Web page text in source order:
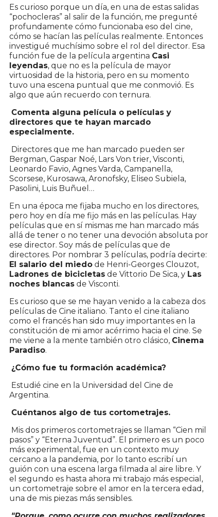
Es curioso porque un día, en una de estas salidas
“pochocleras” al salir de la función, me pregunté
profundamente cómo funcionaba eso del cine,
cómo se hacían las películas realmente. Entonces
investigué muchísimo sobre el rol del director. Esa
función fue de la película argentina Casi
leyendas, que no es la película de mayor
virtuosidad de la historia, pero en su momento
tuvo una escena puntual que me conmovió. Es
algo que aún recuerdo con ternura.
Comenta alguna película o películas y
directores que te hayan marcado
especialmente.
Directores que me han marcado pueden ser
Bergman, Gaspar Noé, Lars Von trier, Visconti,
Leonardo Favio, Agnes Varda, Campanella,
Scorsese, Kurosawa, Aronofsky, Eliseo Subiela,
Pasolini, Luis Buñuel…
En una época me fijaba mucho en los directores,
pero hoy en día me fijo más en las películas. Hay
películas que en sí mismas me han marcado más
allá de tener o no tener una devoción absoluta por
ese director. Soy más de películas que de
directores. Por nombrar 3 películas, podría decirte:
El salario del miedo de Henri-Georges Clouzot,
Ladrones de bicicletas de Vittorio De Sica, y Las
noches blancas de Visconti.
Es curioso que se me hayan venido a la cabeza dos
películas de Cine italiano. Tanto el cine italiano
como el francés han sido muy importantes en la
constitución de mi amor acérrimo hacia el cine. Se
me viene a la mente también otro clásico, Cinema
Paradiso.
¿Cómo fue tu formación académica?
Estudié cine en la Universidad del Cine de
Argentina.
Cuéntanos algo de tus cortometrajes.
Mis dos primeros cortometrajes se llaman “Cien mil
pasos” y “Eterna Juventud”. El primero es un poco
más experimental, fue en un contexto muy
cercano a la pandemia, por lo tanto escribí un
guión con una escena larga filmada al aire libre. Y
el segundo es hasta ahora mi trabajo más especial,
un cortometraje sobre el amor en la tercera edad,
una de mis piezas más sensibles.